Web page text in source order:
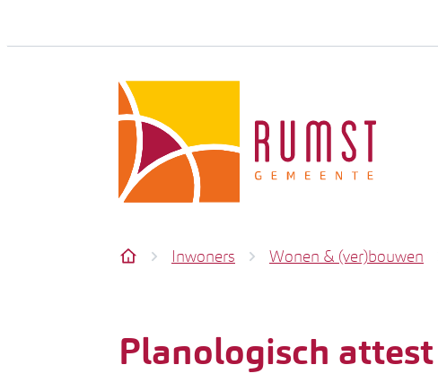
Rumst
Startpagina
Inwoners Wonen & (ver)bouwen
Planologisch attest